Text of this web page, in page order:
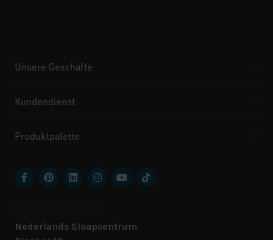
Unsere Geschäfte
Kundendienst
Produktpalette
Nederlands Slaapcentrum